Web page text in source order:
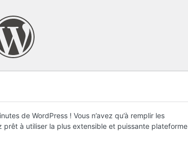
de WordPress ! Vous n’avez qu’à remplir les
à utiliser la plus extensible et puissante plateforme